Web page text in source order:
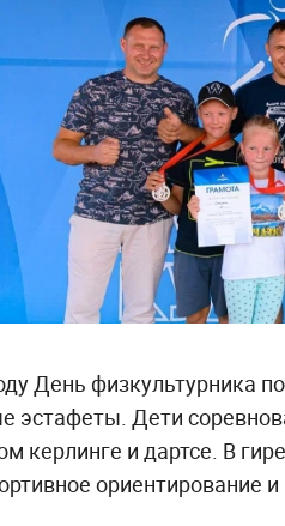
День физкультурника
эстафеты. Дети
керлинге и дартсе. В
ориентирование